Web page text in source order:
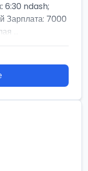
6:30 ndash;
Зарплата: 7000
...